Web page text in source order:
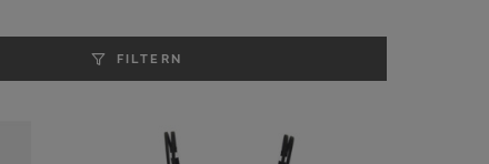
FILTERN